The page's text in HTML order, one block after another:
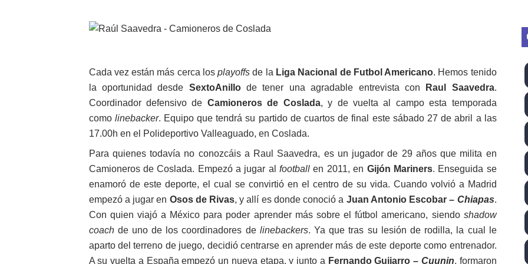
EFA y AFLE 2026 - Regular season
Grandes éxitos por fin para Chelsea Green, Chad Gable y Baron Corbin en
Campeonato de Europa de MTB 2026 (Monteceneri, Suiza) - Charlie Aldridge y Sina
Campeonato de Europa de remo 2026 (Varese, Italia) - Rumanía, Alemania y Gran
Mundial de lacrosse femenino 2026 (Tokio, Japón) - Estados Unidos invencibles, ya
Máxima celebración en el último Impact! con Jason Hotch como nuevo TNA
Mundial de esgrima 2026 (Hong Kong) - La delegación italiana arrasa con 4 oros y 4
Raquel Rodriguez es la nueva monarca Intercontinental, su primer título individual en
Cada vez están más cerca losplayoffs de la Liga Nacional de Futbol Americano. Hemos tenido
la oportunidad desde SextoAnillode tener una agradable entrevista con Raul Saavedra.
Coordinador defensivo de Camioneros de Coslada, y de vuelta al campo esta temporada
como linebacker. Equipo que tendrá su partido de cuartos de final este sábado 27 de abril a las
17.00h en el Polideportivo Valleaguado, en Coslada.
Para quienes todavía no conozcáis a Raul Saavedra, es un jugador de 29 años que milita en
Camioneros de Coslada. Empezó a jugar alfootballen 2011, en Gijón Mariners. Enseguida se
enamoró de este deporte, el cual se convirtió en el centro de su vida. Cuando volvió a Madrid
empezó a jugar en Osos de Rivas, y allí es donde conoció a Juan Antonio Escobar – Chiapas.
Con quien viajó a México para poder aprender más sobre el fútbol americano, siendo shadow
coachde uno de los coordinadores de linebackers. Ya que tras su lesión de rodilla, la cual le
aparto del terreno de juego, decidió centrarse en aprender más de este deporte como entrenador.
A su vuelta a España empezó un nueva etapa, y junto a Fernando Guijarro – Cuunin, formaron